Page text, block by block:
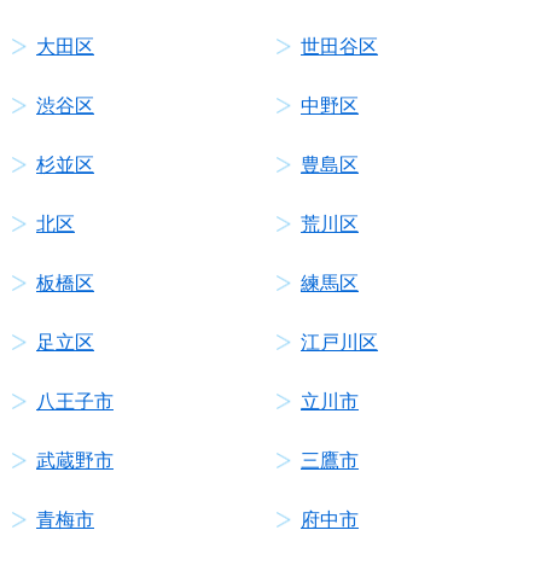
大田区 世田谷区
渋谷区 中野区
杉並区 豊島区
北区 荒川区
板橋区 練馬区
足立区 江戸川区
八王子市 立川市
武蔵野市 三鷹市
青梅市 府中市